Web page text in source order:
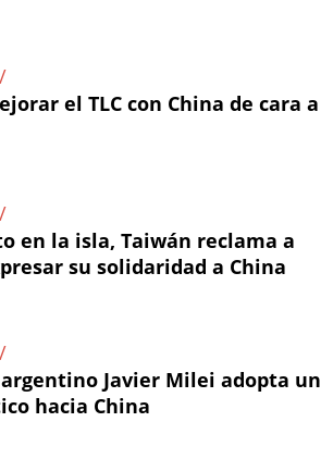
el TLC con China de cara a
en la isla, Taiwán reclama a
su solidaridad a China
Javier Milei adopta un
hacia China